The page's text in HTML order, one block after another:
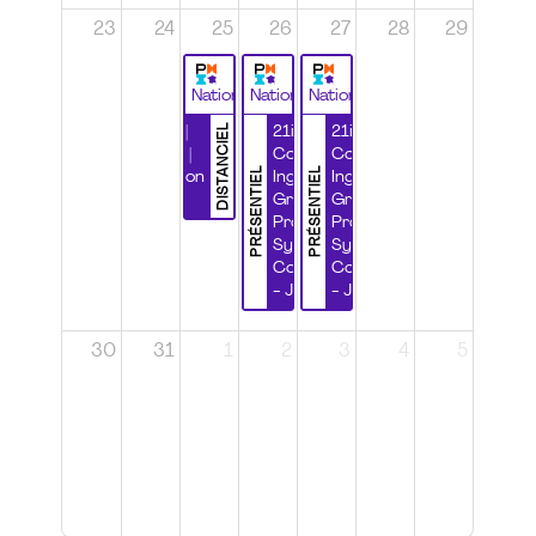
23 24 25
National
DISTANCIEL
Certification
26
National
PRÉSENTIEL
21ième
Congrès
Ingénierie
Grands
Projets et
Systèmes
Complexes
- Jour 1
27
National
PRÉSENTIEL
21ième
Congrès
Ingénierie
Grands
Projets et
Systèmes
Complexes
- Jour 2
28 29
30 31 1 2 3 4 5